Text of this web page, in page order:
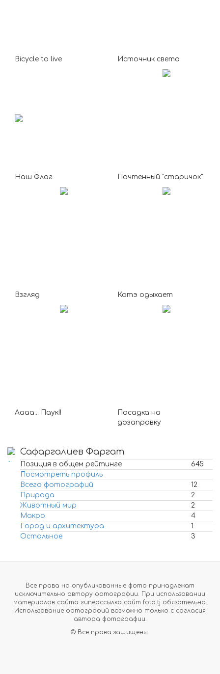
Bicycle to live Источник света
Наш Флаг Почтенный "старичок"
Взгляд Котэ одыхает
Аааа... Паук!!
Посадка на
дозаправку
Сафаргалиев Фаргат
Позиция в общем рейтинге
645
Посмотреть профиль
Всего фотографий
12
Природа
2
Животный мир
2
Макро
4
Город и архитектура
1
Остальное
3
Все права на опубликованные фото принадлежат
исключительно автору фотографии. При использовании
материалов сайта гиперссылка сайт foto.tj обязательна.
Использование фотографий возможно только с согласия
автора фотографии.
© Все права защищены.